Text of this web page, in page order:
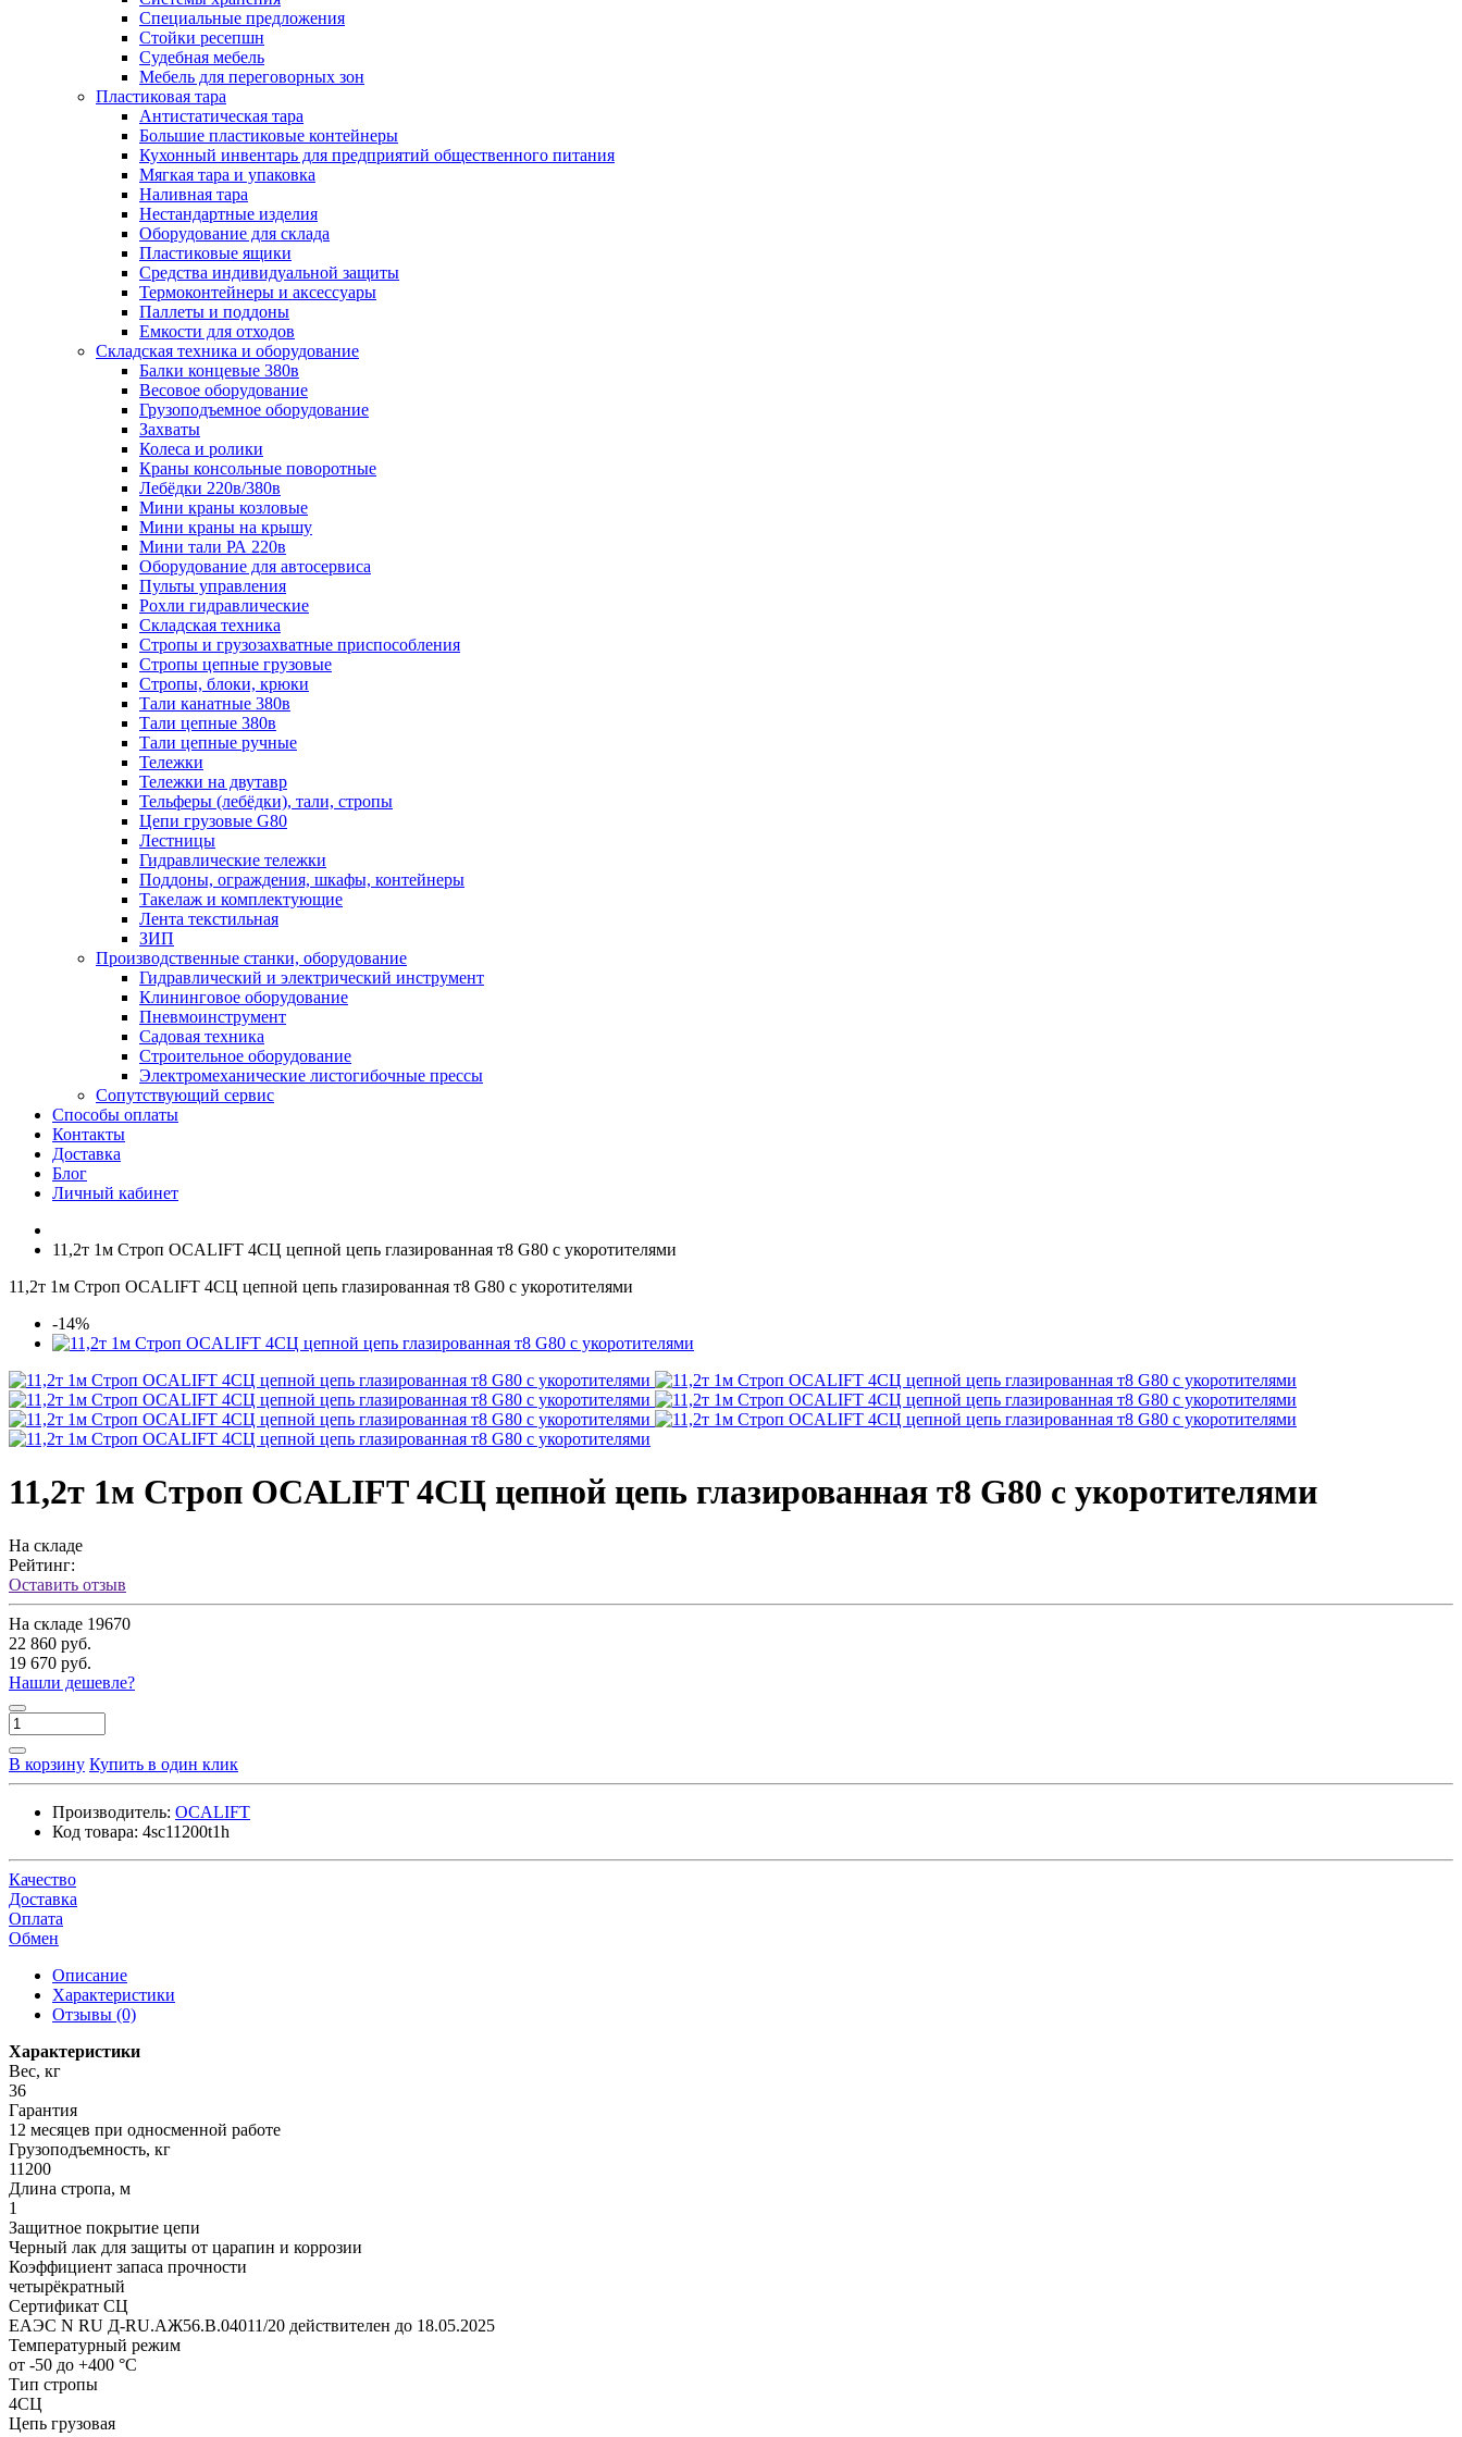
Специальные предложения
Стойки ресепшн
Судебная мебель
Мебель для переговорных зон
Пластиковая тара
Антистатическая тара
Большие пластиковые контейнеры
Кухонный инвентарь для предприятий общественного питания
Мягкая тара и упаковка
Наливная тара
Нестандартные изделия
Оборудование для склада
Пластиковые ящики
Средства индивидуальной защиты
Термоконтейнеры и аксессуары
Паллеты и поддоны
Емкости для отходов
Складская техника и оборудование
Балки концевые 380в
Весовое оборудование
Грузоподъемное оборудование
Захваты
Колеса и ролики
Краны консольные поворотные
Лебёдки 220в/380в
Мини краны козловые
Мини краны на крышу
Мини тали РА 220в
Оборудование для автосервиса
Пульты управления
Рохли гидравлические
Складская техника
Стропы и грузозахватные приспособления
Стропы цепные грузовые
Стропы, блоки, крюки
Тали канатные 380в
Тали цепные 380в
Тали цепные ручные
Тележки
Тележки на двутавр
Тельферы (лебёдки), тали, стропы
Цепи грузовые G80
Лестницы
Гидравлические тележки
Поддоны, ограждения, шкафы, контейнеры
Такелаж и комплектующие
Лента текстильная
ЗИП
Производственные станки, оборудование
Гидравлический и электрический инструмент
Клининговое оборудование
Пневмоинструмент
Садовая техника
Строительное оборудование
Электромеханические листогибочные прессы
Сопутствующий сервис
Способы оплаты
Контакты
Доставка
Блог
Личный кабинет
11,2т 1м Строп OCALIFT 4СЦ цепной цепь глазированная т8 G80 с укоротителями
11,2т 1м Строп OCALIFT 4СЦ цепной цепь глазированная т8 G80 с укоротителями
-14%
11,2т 1м Строп OCALIFT 4СЦ цепной цепь глазированная т8 G80 с укоротителями
На складе
Рейтинг:
Оставить отзыв
На складе 19670
22 860 руб.
19 670 руб.
Нашли дешевле?
В корзину Купить в один клик
Производитель: OCALIFT
Код товара: 4sc11200t1h
Качество
Доставка
Оплата
Обмен
Описание
Характеристики
Отзывы (0)
Характеристики
Вес, кг
36
Гарантия
12 месяцев при односменной работе
Грузоподъемность, кг
11200
Длина стропа, м
1
Защитное покрытие цепи
Черный лак для защиты от царапин и коррозии
Коэффициент запаса прочности
четырёкратный
Сертификат СЦ
ЕАЭС N RU Д-RU.АЖ56.В.04011/20 действителен до 18.05.2025
Температурный режим
от -50 до +400 °С
Тип стропы
4СЦ
Цепь грузовая